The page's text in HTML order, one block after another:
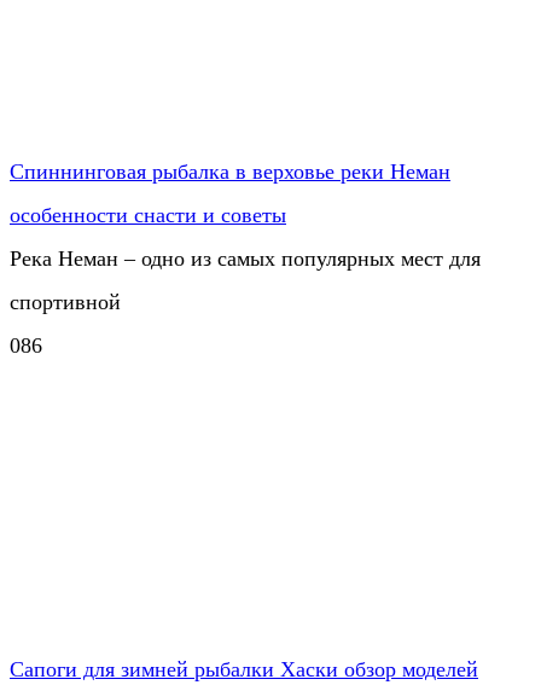
Спиннинговая рыбалка в верховье реки Неман
особенности снасти и советы
Река Неман – одно из самых популярных мест для
спортивной
086
Сапоги для зимней рыбалки Хаски обзор моделей